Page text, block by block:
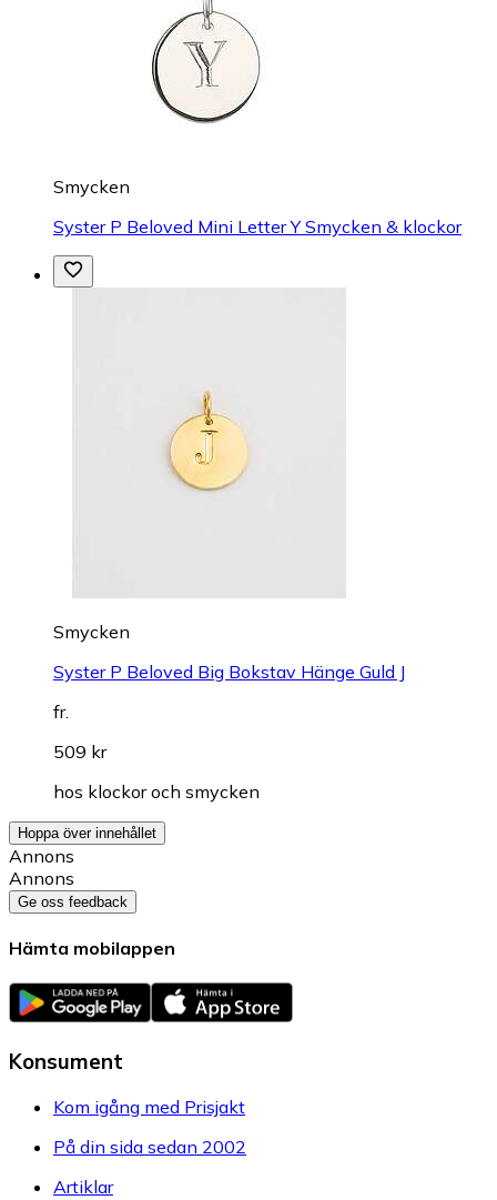
Smycken
Syster P Beloved Mini Letter Y Smycken & klockor
Smycken
Syster P Beloved Big Bokstav Hänge Guld J
fr.
509 kr
hos klockor och smycken
Hoppa över innehållet
Annons
Annons
Ge oss feedback
Hämta mobilappen
Konsument
Kom igång med Prisjakt
På din sida sedan 2002
Artiklar